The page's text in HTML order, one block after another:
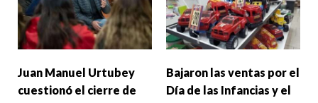
Juan Manuel Urtubey
cuestionó el cierre de
Bajaron las ventas por el
Día de las Infancias y el